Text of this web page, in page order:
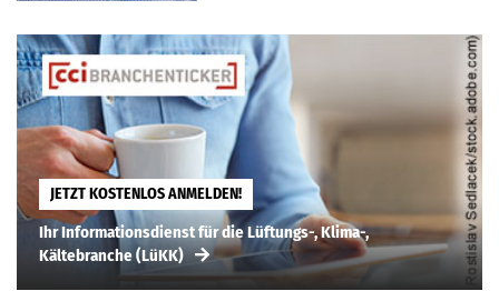
JETZT KOSTENLOS ANMELDEN!
Ihr Informationsdienst für die Lüftungs-, Klima-,
Kältebranche (LüKK)